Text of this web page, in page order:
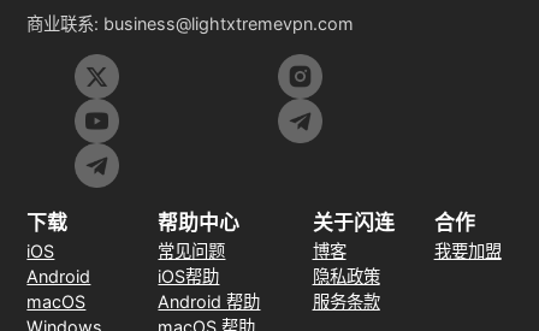
商业联系: business@lightxtremevpn.com
下载
iOS
Android
macOS
Windows
帮助中心
常见问题
iOS帮助
Android 帮助
macOS 帮助
关于闪连
博客
隐私政策
服务条款
合作
我要加盟